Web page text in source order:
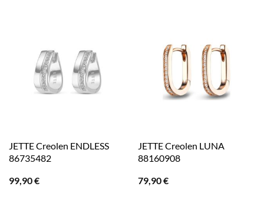
JETTE Creolen ENDLESS
86735482
99,90€
JETTE Creolen LUNA
88160908
79,90€